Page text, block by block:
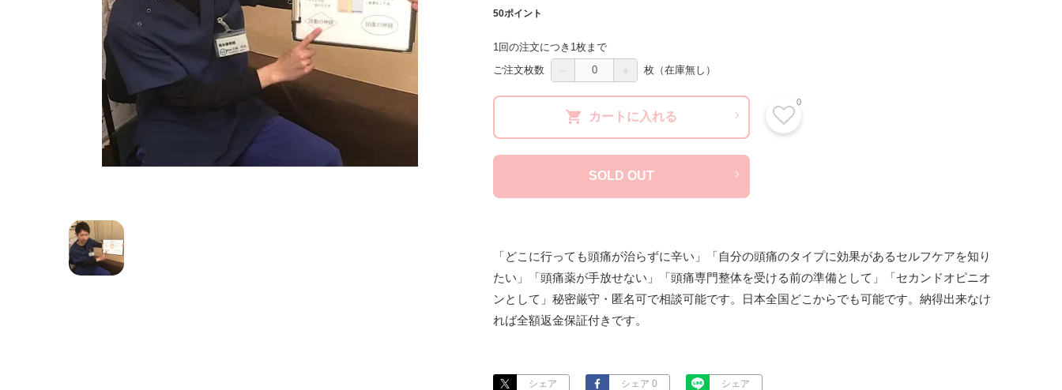
50ポイント
1回の注文につき1枚まで
ご注文枚数
＋ 枚 （在庫無し）
カートに入れる
0
SOLD OUT
「どこに行っても頭痛が治らずに辛い」「自分の頭痛のタイプに効果があるセルフケアを知り
たい」「頭痛薬が手放せない」「頭痛専門整体を受ける前の準備として」「セカンドオピニオ
ンとして」秘密厳守・匿名可で相談可能です。日本全国どこからでも可能です。納得出来なけ
れば全額返金保証付きです。
シェア シェア 0 シェア